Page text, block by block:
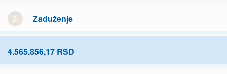
2. Zaduženje
4.565.856,17 RSD